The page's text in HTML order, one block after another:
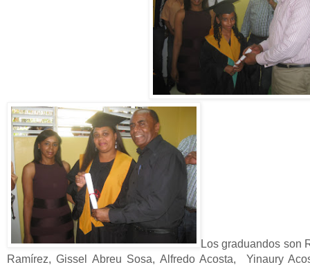
Los graduandos son
Ramírez, Gissel Abreu Sosa, Alfredo Acosta, Yinaury